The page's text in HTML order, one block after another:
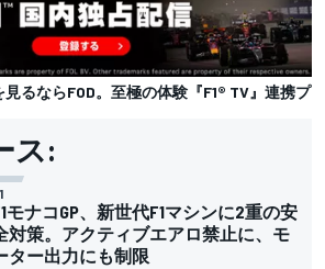
見るならFOD。至極の体験『F1® TV』連携プ
ス:
モナコGP、新世代F1マシンに2重の安
対策。アクティブエアロ禁止に、モ
ター出力にも制限